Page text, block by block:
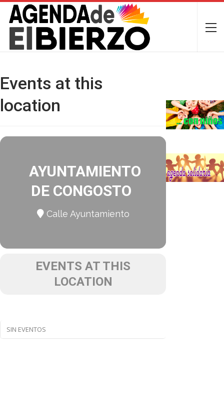
Events at this
location
AYUNTAMIENTO
DE CONGOSTO
Calle Ayuntamiento
EVENTS AT THIS
LOCATION
SIN EVENTOS